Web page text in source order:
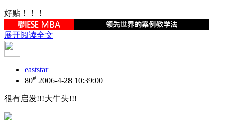
好贴！！！
展开阅读全文
eaststar
80# 2006-4-28 10:39:00
很有启发!!!大牛头!!!